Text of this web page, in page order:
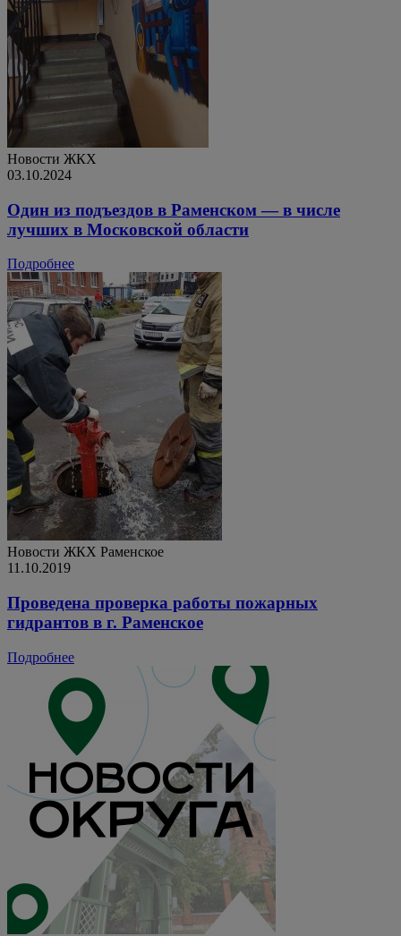
Новости ЖКХ
03.10.2024
Один из подъездов в Раменском — в числе
лучших в Московской области
Подробнее
Новости ЖКХ Раменское
11.10.2019
Проведена проверка работы пожарных
гидрантов в г. Раменское
Подробнее